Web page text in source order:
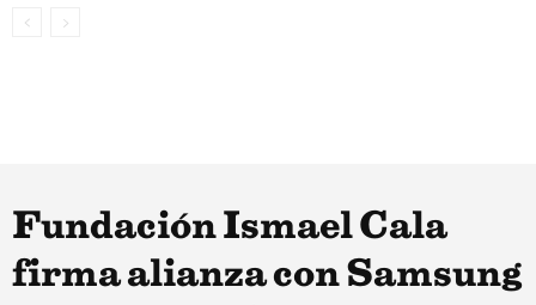
Fundación Ismael Cala
firma alianza con Samsung